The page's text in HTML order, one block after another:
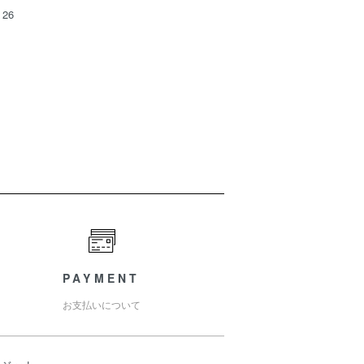
26
PAYMENT
お支払いについて